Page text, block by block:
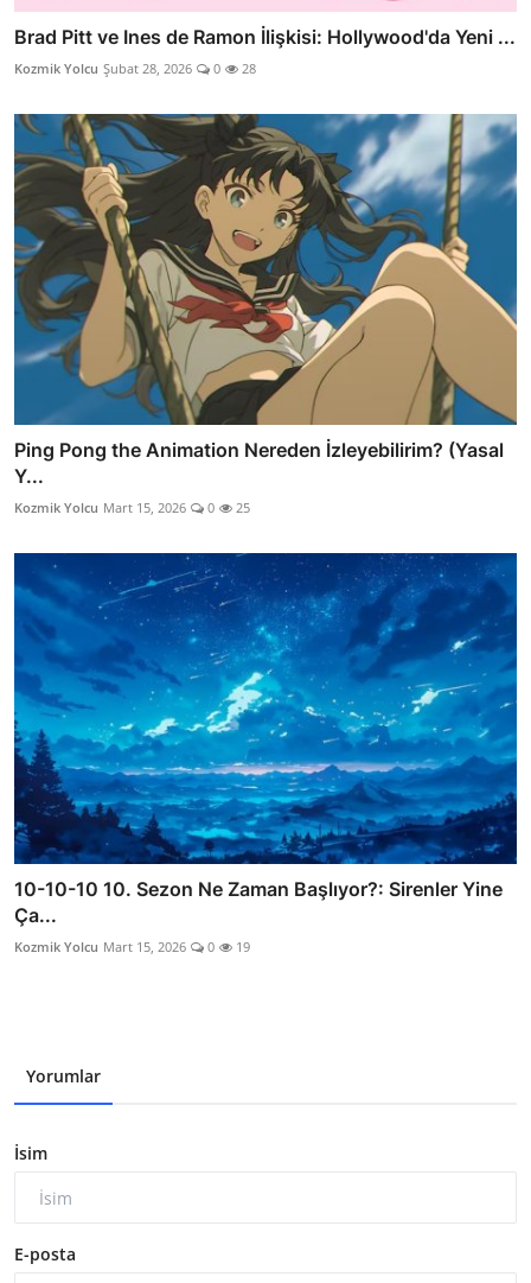
Brad Pitt ve Ines de Ramon İlişkisi: Hollywood'da Yeni ...
Kozmik Yolcu Şubat 28, 2026 0 28
Ping Pong the Animation Nereden İzleyebilirim? (Yasal
Y...
Kozmik Yolcu Mart 15, 2026 0 25
10-10-10 10. Sezon Ne Zaman Başlıyor?: Sirenler Yine
Ça...
Kozmik Yolcu Mart 15, 2026 0 19
Yorumlar
İsim
E-posta